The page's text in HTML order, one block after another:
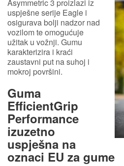
Asymmetric 3 proizlazi iz
uspješne serije Eagle i
osigurava bolji nadzor nad
vozilom te omogućuje
užitak u vožnji. Gumu
karakterizira i kraći
zaustavni put na suhoj i
mokroj površini.
Guma
EfficientGrip
Performance
izuzetno
uspješna na
oznaci EU za gume